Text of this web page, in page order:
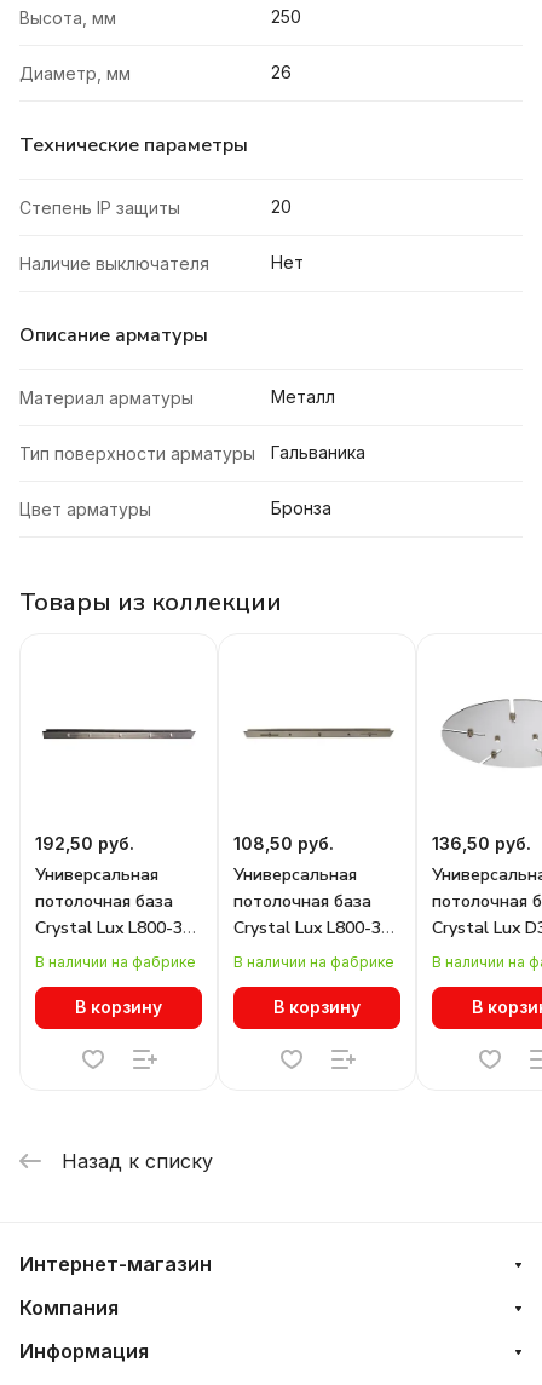
Высота, мм 250
Диаметр, мм 26
Технические параметры
Степень IP защиты 20
Наличие выключателя Нет
Описание арматуры
Материал арматуры Металл
Тип поверхности арматуры Гальваника
Цвет арматуры Бронза
Товары из коллекции
192,50 руб.
Универсальная
потолочная база
Crystal Lux L800-3
NICKEL
В наличии на фабрике
В корзину
108,50 руб.
Универсальная
потолочная база
Crystal Lux L800-3
BRONZE
В наличии на фабрике
В корзину
136,50 руб.
потолочная
Crystal Lux
NICKEL
В наличии на
В
Назад к списку
Интернет-магазин
Компания
Информация